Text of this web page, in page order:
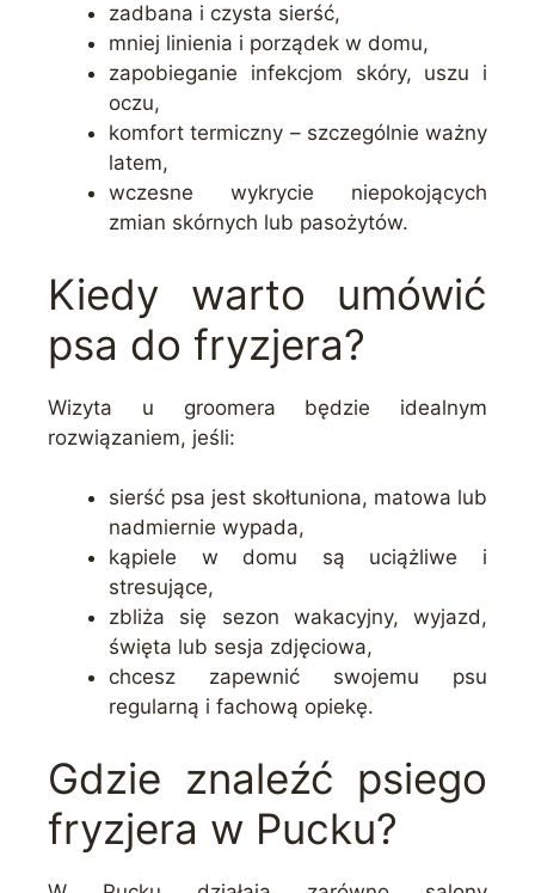
zadbana i czysta sierść,
mniej linienia i porządek w domu,
zapobieganie infekcjom skóry, uszu i
oczu,
komfort termiczny – szczególnie ważny
latem,
wczesne wykrycie niepokojących
zmian skórnych lub pasożytów.
Kiedy warto umówić
psa do fryzjera?
Wizyta u groomera będzie idealnym
rozwiązaniem, jeśli:
sierść psa jest skołtuniona, matowa lub
nadmiernie wypada,
kąpiele w domu są uciążliwe i
stresujące,
zbliża się sezon wakacyjny, wyjazd,
święta lub sesja zdjęciowa,
chcesz zapewnić swojemu psu
regularną i fachową opiekę.
Gdzie znaleźć psiego
fryzjera w Pucku?